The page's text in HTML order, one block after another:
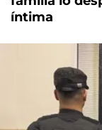
íntima